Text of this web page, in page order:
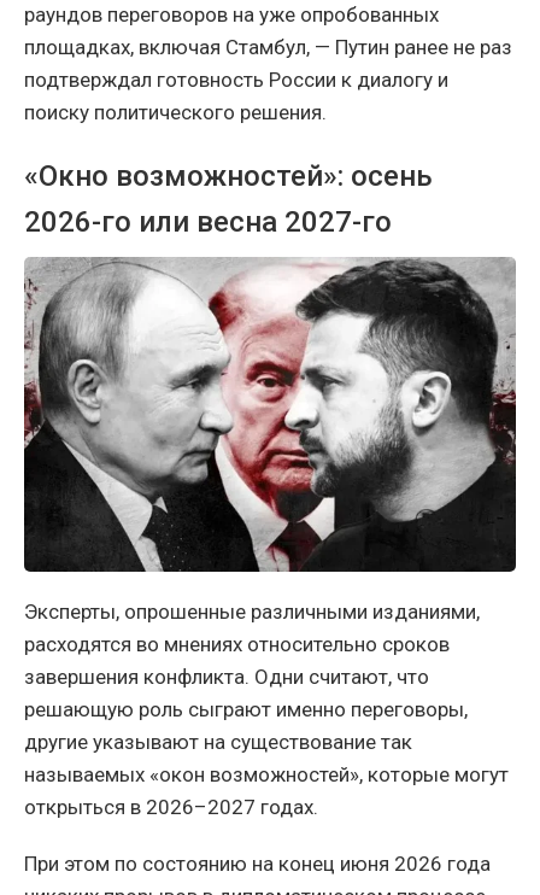
раундов переговоров на уже опробованных
площадках, включая Стамбул, — Путин ранее не раз
подтверждал готовность России к диалогу и
поиску политического решения.
«Окно возможностей»: осень
2026-го или весна 2027-го
Эксперты, опрошенные различными изданиями,
расходятся во мнениях относительно сроков
завершения конфликта. Одни считают, что
решающую роль сыграют именно переговоры,
другие указывают на существование так
называемых «окон возможностей», которые могут
открыться в 2026–2027 годах.
При этом по состоянию на конец июня 2026 года